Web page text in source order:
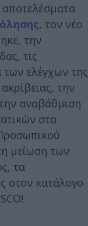
αποτελέσματα
, τον νέο
την
τις
των ελέγχων της
την
αναβάθμιση
στα
μείωση των
τα
στον κατάλογο